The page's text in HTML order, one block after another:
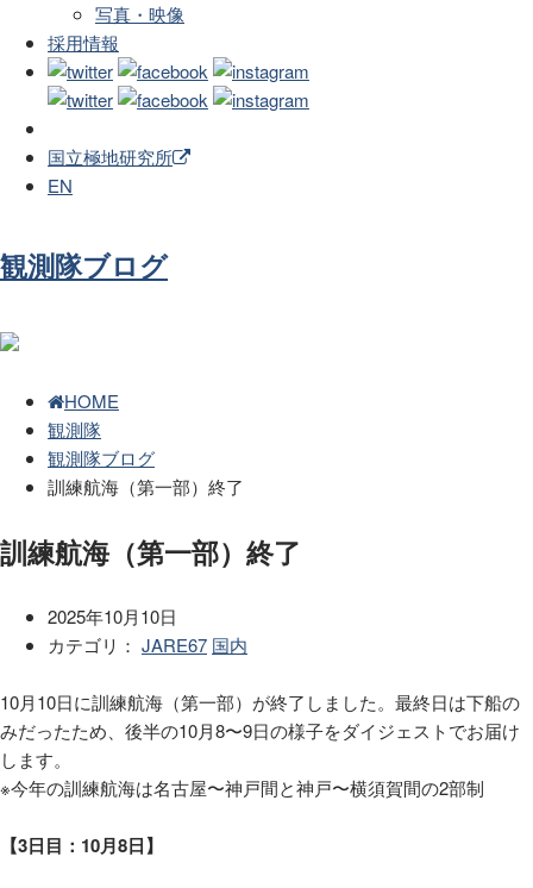
写真・映像
採用情報
国立極地研究所
EN
観測隊ブログ
HOME
観測隊
観測隊ブログ
訓練航海（第一部）終了
訓練航海（第一部）終了
2025年10月10日
カテゴリ： JARE67 国内
10月10日に訓練航海（第一部）が終了しました。最終日は下船の
みだったため、後半の10月8〜9日の様子をダイジェストでお届け
します。
※今年の訓練航海は名古屋〜神戸間と神戸〜横須賀間の2部制
【3日目：10月8日】